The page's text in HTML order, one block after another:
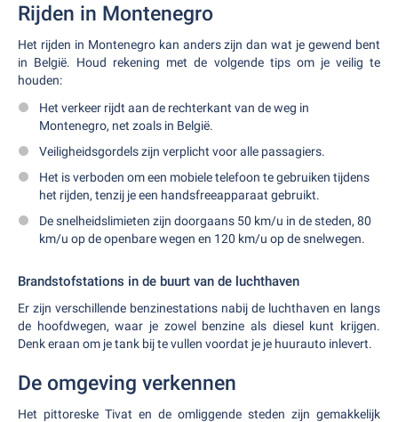
Rijden in Montenegro
Het rijden in Montenegro kan anders zijn dan wat je gewend bent
in België. Houd rekening met de volgende tips om je veilig te
houden:
Het verkeer rijdt aan de rechterkant van de weg in
Montenegro, net zoals in België.
Veiligheidsgordels zijn verplicht voor alle passagiers.
Het is verboden om een mobiele telefoon te gebruiken tijdens
het rijden, tenzij je een handsfreeapparaat gebruikt.
De snelheidslimieten zijn doorgaans 50 km/u in de steden, 80
km/u op de openbare wegen en 120 km/u op de snelwegen.
Brandstofstations in de buurt van de luchthaven
Er zijn verschillende benzinestations nabij de luchthaven en langs
de hoofdwegen, waar je zowel benzine als diesel kunt krijgen.
Denk eraan om je tank bij te vullen voordat je je huurauto inlevert.
De omgeving verkennen
Het pittoreske Tivat en de omliggende steden zijn gemakkelijk